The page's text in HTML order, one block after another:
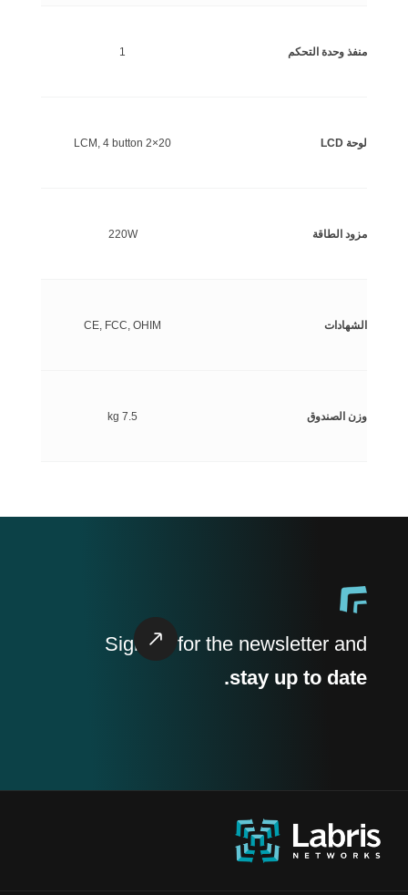
1
CE, FCC, OHIM
منفذ وحدة التحكم
الشهادات
لوحة LCD
وزن الصندوق
مزود الطاقة
20×2 LCM, 4 button
7.5 kg
220W
Sign up for the newsletter and
stay up to date.